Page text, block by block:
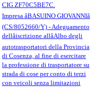
CIG ZF70C5BE7C.
Impresa âBASUINO GIOVANNIâ
(CS/8052660/Y) - Adeguamento
dellâiscrizione allâAlbo degli
autotrasportatori della Provincia
di Cosenza, al fine di esercitare
la professione di trasportatore su
strada di cose per conto di terzi
con veicoli senza limitazioni